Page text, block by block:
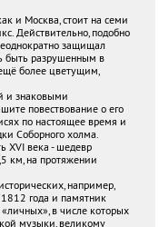
и Москва, стоит на семи
Действительно, подобно
защищал
быть разрушенным в
более цветущим,
и знаковыми
повествование о его
по настоящее время и
Соборного холма.
XVI века - шедевр
км, на протяжении
например,
года и памятник
в числе которых
музыки, великому